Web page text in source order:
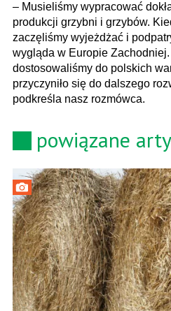
– Musieliśmy wypracować
produkcji grzybni i grzybów.
zaczęliśmy wyjeżdżać i
wygląda w Europie
dostosowaliśmy do polskich
przyczyniło się do dalszego
podkreśla nasz rozmówca.
powiązane